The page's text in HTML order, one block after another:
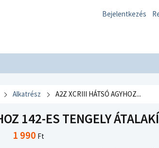
Bejelentkezés
Alkatrész A2Z XCRIII HÁTSÓ AGYHOZ...
142-ES TENGELY
1 990 Ft